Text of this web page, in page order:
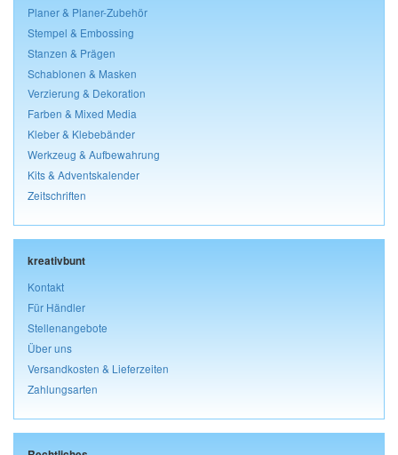
Planer & Planer-Zubehör
Stempel & Embossing
Stanzen & Prägen
Schablonen & Masken
Verzierung & Dekoration
Farben & Mixed Media
Kleber & Klebebänder
Werkzeug & Aufbewahrung
Kits & Adventskalender
Zeitschriften
kreativbunt
Kontakt
Für Händler
Stellenangebote
Über uns
Versandkosten & Lieferzeiten
Zahlungsarten